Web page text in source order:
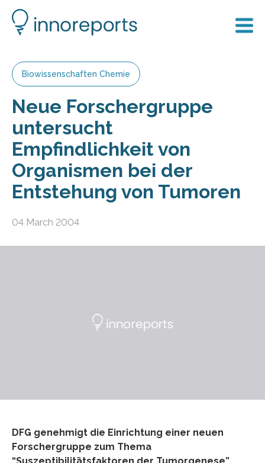
Biowissenschaften Chemie
Neue Forschergruppe
untersucht
Empfindlichkeit von
Organismen bei der
Entstehung von Tumoren
04 March 2004
DFG genehmigt die Einrichtung einer neuen
Forschergruppe zum Thema
“Suszeptibilitätsfaktoren der Tumorgenese”.